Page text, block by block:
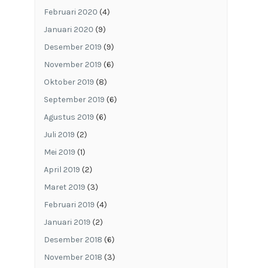
Februari 2020 (4)
Januari 2020 (9)
Desember 2019 (9)
November 2019 (6)
Oktober 2019 (8)
September 2019 (6)
Agustus 2019 (6)
Juli 2019 (2)
Mei 2019 (1)
April 2019 (2)
Maret 2019 (3)
Februari 2019 (4)
Januari 2019 (2)
Desember 2018 (6)
November 2018 (3)